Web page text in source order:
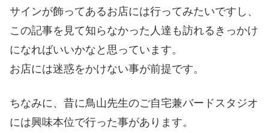
サインが飾ってあるお店には行ってみたいですし、
この記事を見て知らなかった人達も訪れるきっかけ
になればいいかなと思っています。
お店には迷惑をかけない事が前提です。
ちなみに、昔に鳥山先生のご自宅兼バードスタジオ
には興味本位で行った事があります。